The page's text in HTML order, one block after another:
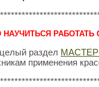
РАБОТАТЬ
раздел
применения